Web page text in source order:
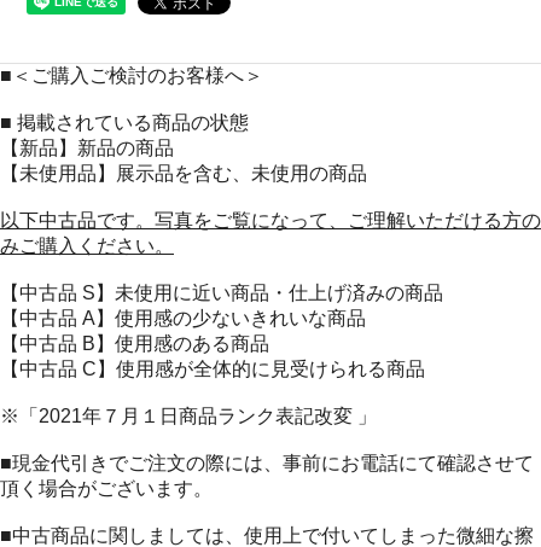
■＜ご購入ご検討のお客様へ＞
■ 掲載されている商品の状態
【新品】新品の商品
【未使用品】展示品を含む、未使用の商品
以下中古品です。写真をご覧になって、ご理解いただける方の
みご購入ください。
【中古品 S】未使用に近い商品・仕上げ済みの商品
【中古品 A】使用感の少ないきれいな商品
【中古品 B】使用感のある商品
【中古品 C】使用感が全体的に見受けられる商品
※「2021年７月１日商品ランク表記改変 」
■現金代引きでご注文の際には、事前にお電話にて確認させて
頂く場合がございます。
■中古商品に関しましては、使用上で付いてしまった微細な擦